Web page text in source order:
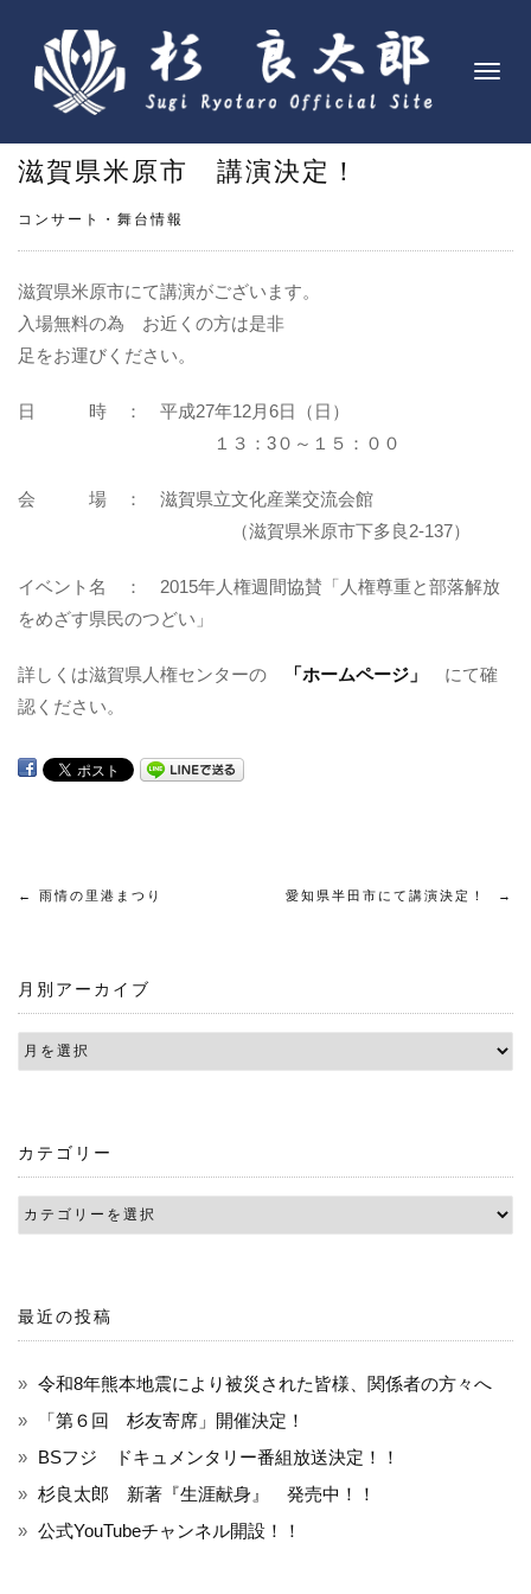
ナ
ン
滋賀県米原市 講演決定！
コンサート・舞台情報
滋賀県米原市にて講演がございます。
入場無料の為 お近くの方は是非
足をお運びください。
日 時 ： 平成27年12月6日（日）
１３：3０～１５：００
会 場 ： 滋賀県立文化産業交流会館
（滋賀県米原市下多良2-137）
イベント名 ： 2015年人権週間協賛「人権尊重と部落解放
をめざす県民のつどい」
詳しくは滋賀県人権センターの 「ホームページ」 にて確
認ください。
投
ナ
ビ
ー
シ
ン
← 雨情の里港まつり 愛知県半田市にて講演決定！ →
月別アーカイブ
カテゴリー
最近の投稿
令和8年熊本地震により被災された皆様、関係者の方々へ
「第６回 杉友寄席」開催決定！
BSフジ ドキュメンタリー番組放送決定！！
杉良太郎 新著『生涯献身』 発売中！！
公式YouTubeチャンネル開設！！